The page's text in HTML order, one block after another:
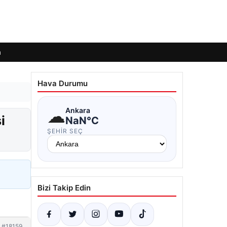
Hava Durumu
☁Ankara
NaN°C
ŞEHIR SEÇ
Bizi Takip Edin